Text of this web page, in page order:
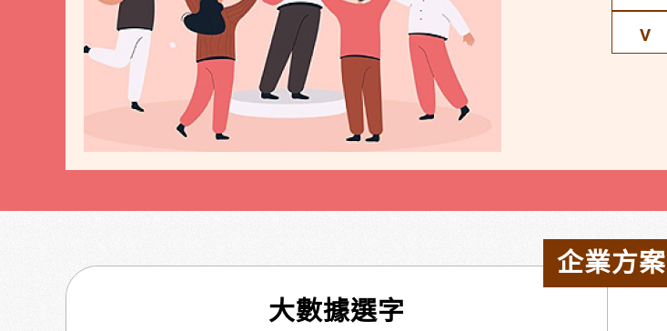
企業方案
大數據選字